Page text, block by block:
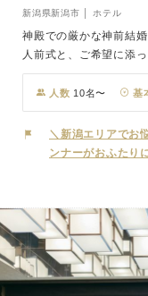
新潟県新潟市 │ ホテル
神殿での厳かな神前結
人前式と、ご希望に添
を振るう最高のお料理
おふたりの「門出」を
間となることでしょう。
人数 10名〜 基
＼新潟エリアでお
ンナーがおふたり